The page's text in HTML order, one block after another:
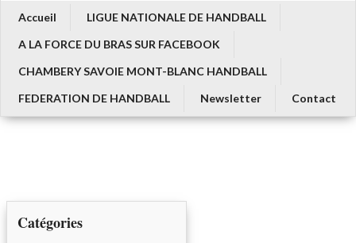
Accueil
LIGUE NATIONALE DE HANDBALL
A LA FORCE DU BRAS SUR FACEBOOK
CHAMBERY SAVOIE MONT-BLANC HANDBALL
FEDERATION DE HANDBALL
Newsletter Contact
Catégories